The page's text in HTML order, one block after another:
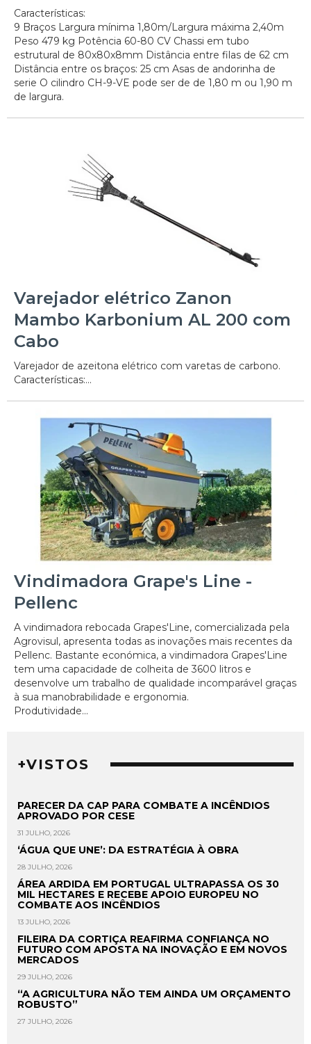
Características:
9 Braços Largura mínima 1,80m/Largura máxima 2,40m
Peso 479 kg Potência 60-80 CV Chassi em tubo
estrutural de 80x80x8mm Distância entre filas de 62 cm
Distância entre os braços: 25 cm Asas de andorinha de
serie O cilindro CH-9-VE pode ser de de 1,80 m ou 1,90 m
de largura.
Varejador elétrico Zanon
Mambo Karbonium AL 200 com
Cabo
Varejador de azeitona elétrico com varetas de carbono.
Características:...
Vindimadora Grape's Line -
Pellenc
A vindimadora rebocada Grapes'Line, comercializada pela
Agrovisul, apresenta todas as inovações mais recentes da
Pellenc. Bastante económica, a vindimadora Grapes'Line
tem uma capacidade de colheita de 3600 litros e
desenvolve um trabalho de qualidade incomparável graças
à sua manobrabilidade e ergonomia.
Produtividade...
+VISTOS
PARECER DA CAP PARA COMBATE A INCÊNDIOS
APROVADO POR CESE
31 JULHO, 2026
‘ÁGUA QUE UNE’: DA ESTRATÉGIA À OBRA
28 JULHO, 2026
ÁREA ARDIDA EM PORTUGAL ULTRAPASSA OS 30
MIL HECTARES E RECEBE APOIO EUROPEU NO
COMBATE AOS INCÊNDIOS
13 JULHO, 2026
FILEIRA DA CORTIÇA REAFIRMA CONFIANÇA NO
FUTURO COM APOSTA NA INOVAÇÃO E EM NOVOS
MERCADOS
29 JULHO, 2026
“A AGRICULTURA NÃO TEM AINDA UM ORÇAMENTO
ROBUSTO”
27 JULHO, 2026